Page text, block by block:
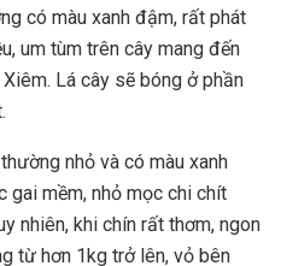
có màu xanh đậm, rất phát
um tùm trên cây mang đến
Lá cây sẽ bóng ở phần
nhỏ và có màu xanh
gai mềm, nhỏ mọc chi chít
nhiên, khi chín rất thơm, ngon
từ hơn 1kg trở lên, vỏ bên